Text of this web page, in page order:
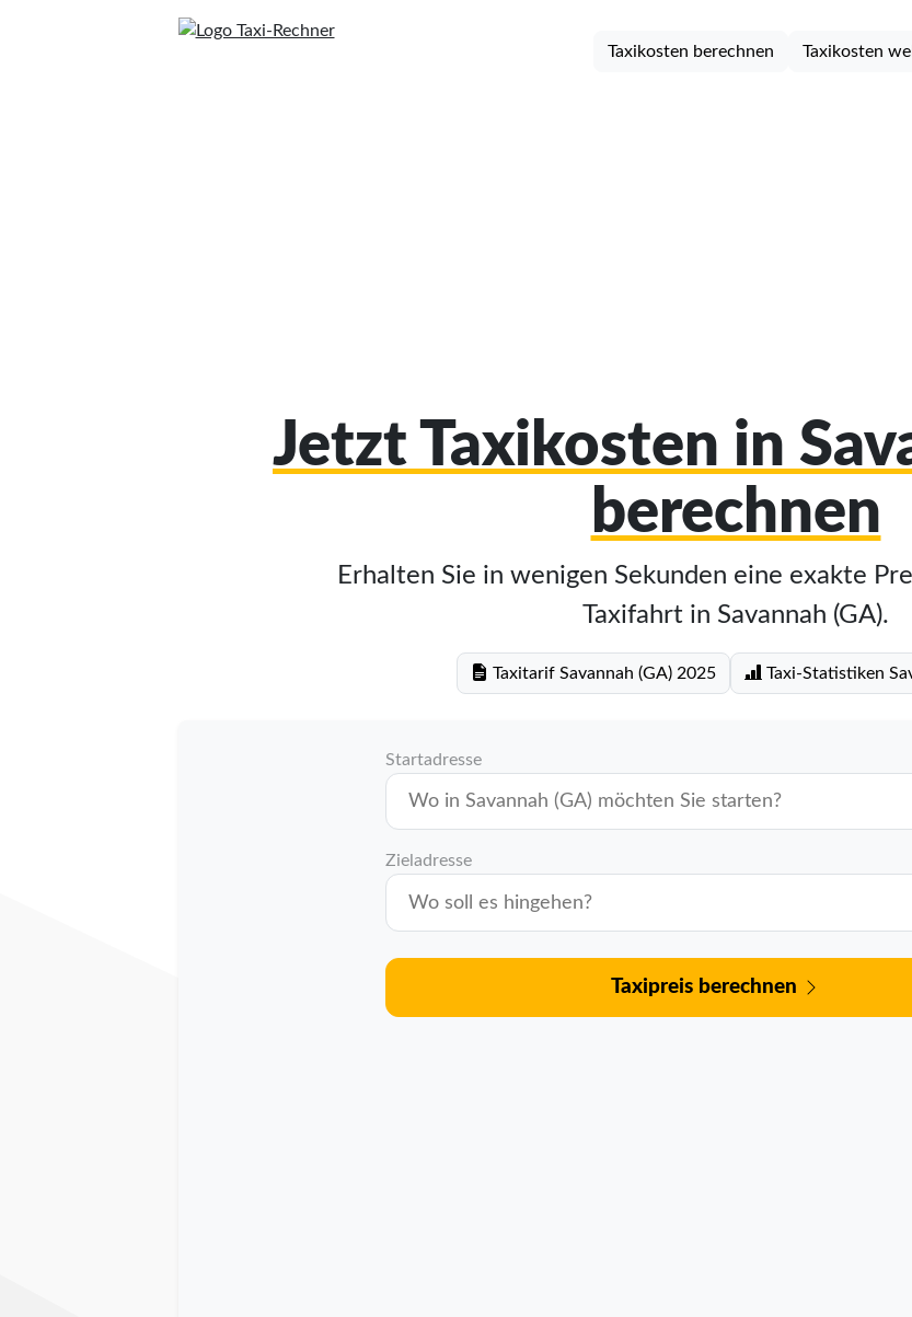
Taxikosten berechnen Taxikosten
Jetzt Taxikosten in
berechnen
Erhalten Sie in wenigen Sekunden eine exakte
Taxifahrt in Savannah (GA).
Taxitarif Savannah (GA) 2025 Taxi-Statistiken
Startadresse
Zieladresse
Taxipreis berechnen